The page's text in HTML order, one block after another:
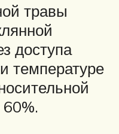
травы
доступа
температуре